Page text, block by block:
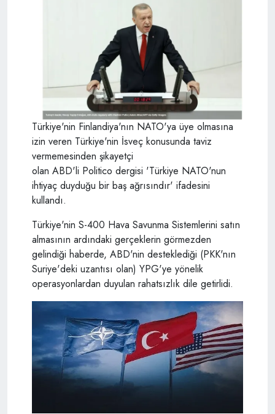
Türkiye'nin Finlandiya'nın NATO'ya üye olmasına
izin veren Türkiye'nin İsveç konusunda taviz
vermemesinden şikayetçi
olan ABD'li Politico dergisi 'Türkiye NATO'nun
ihtiyaç duyduğu bir baş ağrısındır' ifadesini
kullandı.
Türkiye'nin S-400 Hava Savunma Sistemlerini satın
almasının ardındaki gerçeklerin görmezden
gelindiği haberde, ABD'nin desteklediği (PKK'nın
Suriye'deki uzantısı olan) YPG'ye yönelik
operasyonlardan duyulan rahatsızlık dile getirlidi.